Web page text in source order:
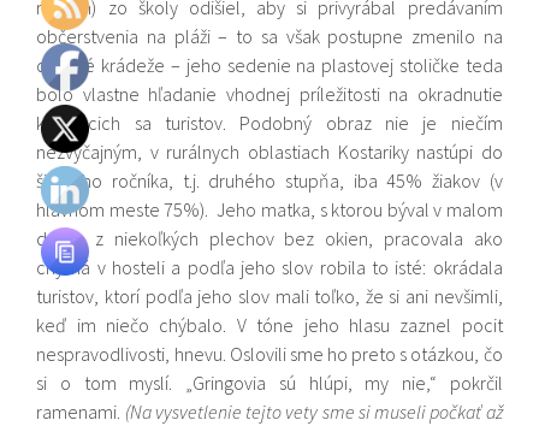
rokoch) zo školy odišiel, aby si privyrábal predávaním
občerstvenia na pláži – to sa však postupne zmenilo na
drobné krádeže – jeho sedenie na plastovej stoličke teda
bolo vlastne hľadanie vhodnej príležitosti na okradnutie
kúpajúcich sa turistov. Podobný obraz nie je niečím
nezvyčajným, v rurálnych oblastiach Kostariky nastúpi do
šiesteho ročníka, t.j. druhého stupňa, iba 45% žiakov (v
hlavnom meste 75%). Jeho matka, s ktorou býval v malom
dome z niekoľkých plechov bez okien, pracovala ako
chyžná v hosteli a podľa jeho slov robila to isté: okrádala
turistov, ktorí podľa jeho slov mali toľko, že si ani nevšimli,
keď im niečo chýbalo. V tóne jeho hlasu zaznel pocit
nespravodlivosti, hnevu. Oslovili sme ho preto s otázkou, čo
si o tom myslí. „Gringovia sú hlúpi, my nie,“ pokrčil
ramenami. (Na vysvetlenie tejto vety sme si museli počkať až